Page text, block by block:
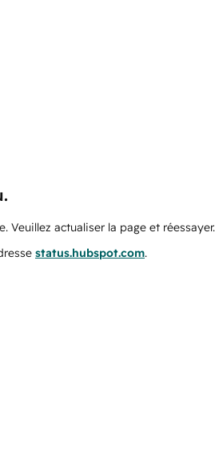
actualiser la page et réessayer.
status.hubspot.com.